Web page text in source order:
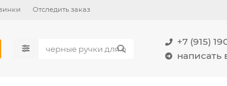
Отследить заказ
+7 (915)
написать